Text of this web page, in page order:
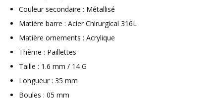
Couleur secondaire : Métallisé
Matière barre : Acier Chirurgical 316L
Matière ornements : Acrylique
Thème : Paillettes
Taille : 1.6 mm / 14 G
Longueur : 35 mm
Boules : 05 mm